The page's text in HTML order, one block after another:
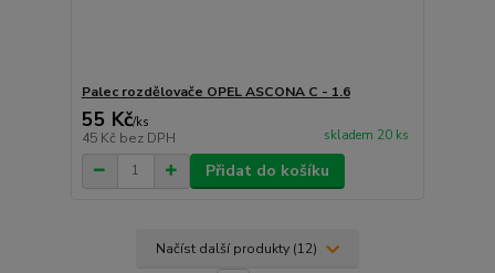
Palec rozdělovače OPEL ASCONA C - 1.6
55 Kč/ks
45 Kč bez DPH skladem 20 ks
Přidat do košíku
Načíst další produkty (12)